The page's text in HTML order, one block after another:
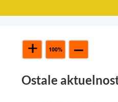
Ostale